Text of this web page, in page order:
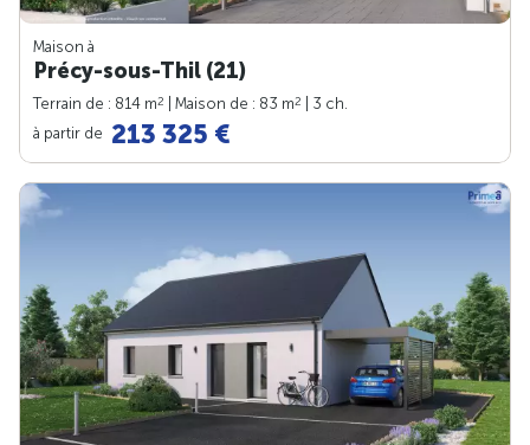
Maison à
Précy-sous-Thil (21)
Terrain de : 814 m2 | Maison de : 83 m2
| 3 ch.
à partir de 213 325 €